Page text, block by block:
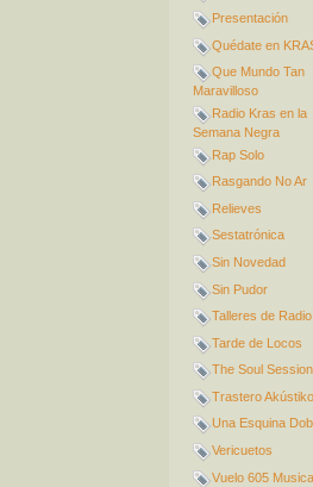
Presentación
Quédate en
Que Mundo Tan
Maravilloso
Radio Kras en la
Semana Negra
Rap Solo
Rasgando No Ar
Relieves
Sestatrónica
Sin Novedad
Sin Pudor
Talleres de
Tarde de Locos
The Soul
Trastero Akústiko
Una Esquina
Vericuetos
Vuelo 605